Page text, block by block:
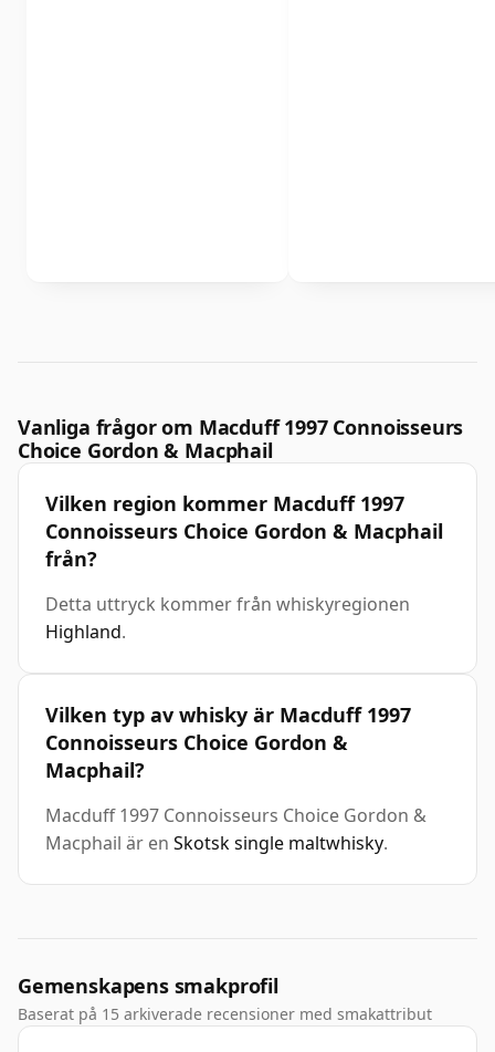
Vanliga frågor om Macduff 1997 Connoisseurs
Choice Gordon & Macphail
Vilken region kommer Macduff 1997
Connoisseurs Choice Gordon & Macphail
från?
Detta uttryck kommer från whiskyregionen
Highland.
Vilken typ av whisky är Macduff 1997
Connoisseurs Choice Gordon &
Macphail?
Macduff 1997 Connoisseurs Choice Gordon &
Macphail är en Skotsk single maltwhisky.
Gemenskapens smakprofil
Baserat på 15 arkiverade recensioner med smakattribut